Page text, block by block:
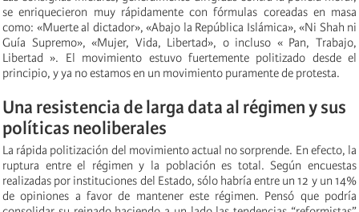
se enriquecieron muy rápidamente con fórmulas coreadas en masa
como: «Muerte al dictador», «Abajo la República Islámica», «Ni Shah ni
Guía Supremo», «Mujer, Vida, Libertad», o incluso « Pan, Trabajo,
Libertad ». El movimiento estuvo fuertemente politizado desde el
principio, y ya no estamos en un movimiento puramente de protesta.
Una resistencia de larga data al régimen y sus
políticas neoliberales
La rápida politización del movimiento actual no sorprende. En efecto, la
ruptura entre el régimen y la población es total. Según encuestas
realizadas por instituciones del Estado, sólo habría entre un 12 y un 14%
de opiniones a favor de mantener este régimen. Pensó que podría